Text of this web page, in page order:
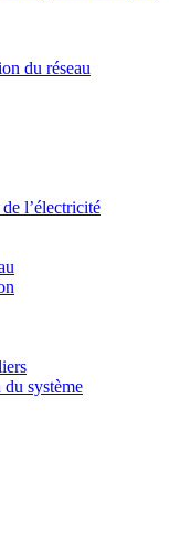
du réseau
l’électricité
système